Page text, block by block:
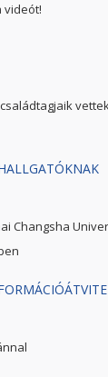
videót!
Changsha